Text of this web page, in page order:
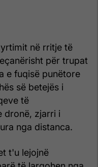
në rritje të
për trupat
e fuqisë punëtore
së betejës i
të
dronë, zjarri i
nga distanca.
t'u lejojnë